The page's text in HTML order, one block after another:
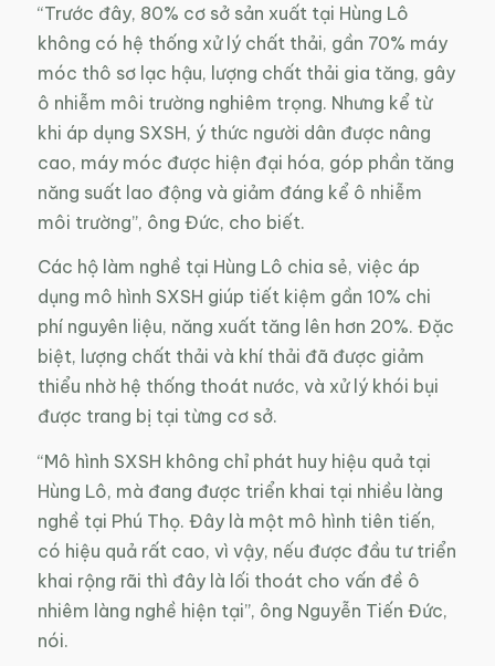
“Trước đây, 80% cơ sở sản xuất tại Hùng Lô
không có hệ thống xử lý chất thải, gần 70% máy
móc thô sơ lạc hậu, lượng chất thải gia tăng, gây
ô nhiễm môi trường nghiêm trọng. Nhưng kể từ
khi áp dụng SXSH, ý thức người dân được nâng
cao, máy móc được hiện đại hóa, góp phần tăng
năng suất lao động và giảm đáng kể ô nhiễm
môi trường”, ông Đức, cho biết.
Các hộ làm nghề tại Hùng Lô chia sẻ, việc áp
dụng mô hình SXSH giúp tiết kiệm gần 10% chi
phí nguyên liệu, năng xuất tăng lên hơn 20%. Đặc
biệt, lượng chất thải và khí thải đã được giảm
thiểu nhờ hệ thống thoát nước, và xử lý khói bụi
được trang bị tại từng cơ sở.
“Mô hình SXSH không chỉ phát huy hiệu quả tại
Hùng Lô, mà đang được triển khai tại nhiều làng
nghề tại Phú Thọ. Đây là một mô hình tiên tiến,
có hiệu quả rất cao, vì vậy, nếu được đầu tư triển
khai rộng rãi thì đây là lối thoát cho vấn đề ô
nhiêm làng nghề hiện tại”, ông Nguyễn Tiến Đức,
nói.